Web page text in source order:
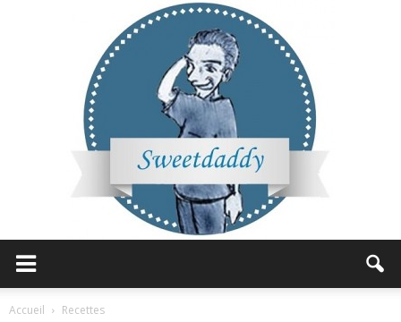
Accueil Recettes